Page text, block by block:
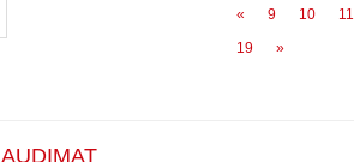
« 9 10 11
19
»
AUDIMAT